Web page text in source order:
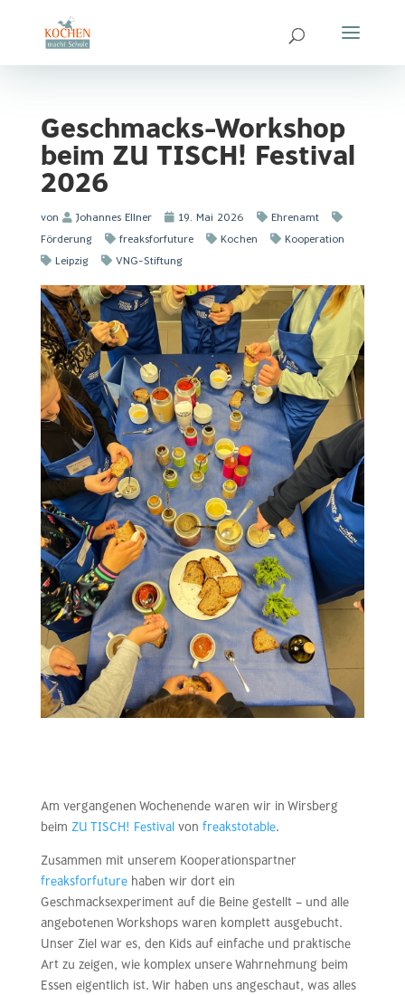
Geschmacks-Workshop
beim ZU TISCH! Festival
2026
von Johannes Ellner 19. Mai 2026
Ehrenamt
Förderung
freaksforfuture Kochen
Kooperation
Leipzig
VNG-Stiftung
Am vergangenen Wochenende waren wir in Wirsberg
beim ZU TISCH! Festivalvon freakstotable.
Zusammen mit unserem Kooperationspartner
freaksforfuturehaben wir dort ein
Geschmacksexperiment auf die Beine gestellt – und alle
angebotenen Workshops waren komplett ausgebucht.
Unser Ziel war es, den Kids auf einfache und praktische
Art zu zeigen, wie komplex unsere Wahrnehmung beim
Essen eigentlich ist. Wir haben uns angeschaut, was alles